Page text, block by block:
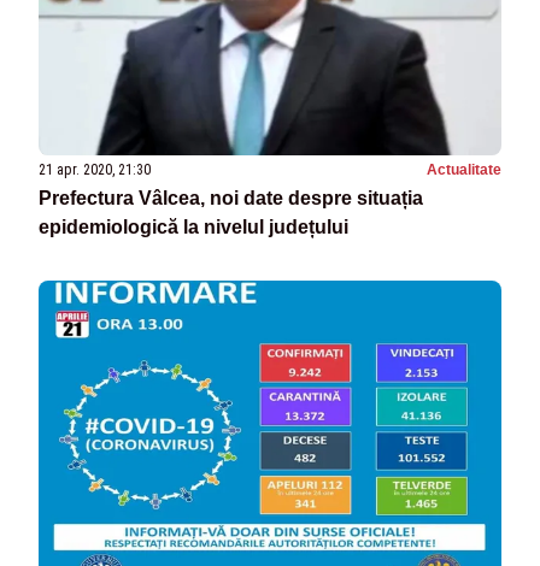
21 apr. 2020, 21:30 Actualitate
Prefectura Vâlcea, noi date despre situația
epidemiologică la nivelul județului